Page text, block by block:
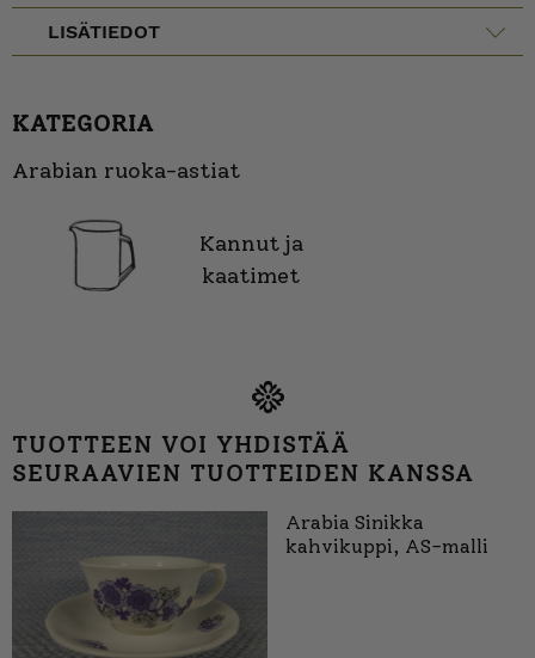
LISÄTIEDOT
KATEGORIA
Arabian ruoka-astiat
Kannut ja
kaatimet
TUOTTEEN VOI YHDISTÄÄ
SEURAAVIEN TUOTTEIDEN KANSSA
Arabia Sinikka
kahvikuppi, AS-malli